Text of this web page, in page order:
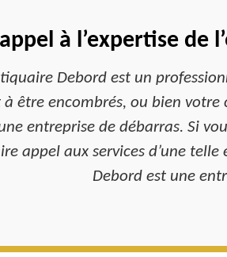
à l’expertise de
Debord est un
être encombrés, ou bien votre
entreprise de débarras. Si
appel aux services d’une
Debord est une